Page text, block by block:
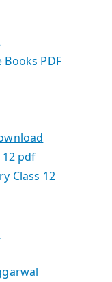
PDF
pdf
Class 12